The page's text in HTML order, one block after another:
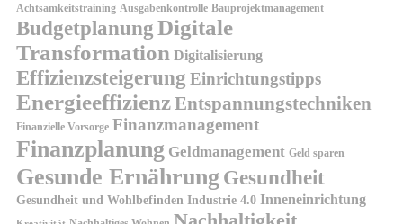
Achtsamkeitstraining Ausgabenkontrolle Bauprojektmanagement
BudgetplanungDigitale
Transformation Digitalisierung
Effizienzsteigerung Einrichtungstipps
EnergieeffizienzEntspannungstechniken
Finanzielle Vorsorge Finanzmanagement
Finanzplanung Geldmanagement Geld sparen
Gesunde Ernährung Gesundheit
Gesundheit und Wohlbefinden Industrie 4.0 Inneneinrichtung